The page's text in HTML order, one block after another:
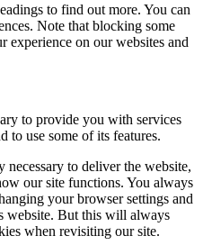
to find out more. You can
Note that blocking some
experience on our websites and
to provide you with services
to use some of its features.
necessary to deliver the website,
our site functions. You always
your browser settings and
website. But this will always
when revisiting our site.